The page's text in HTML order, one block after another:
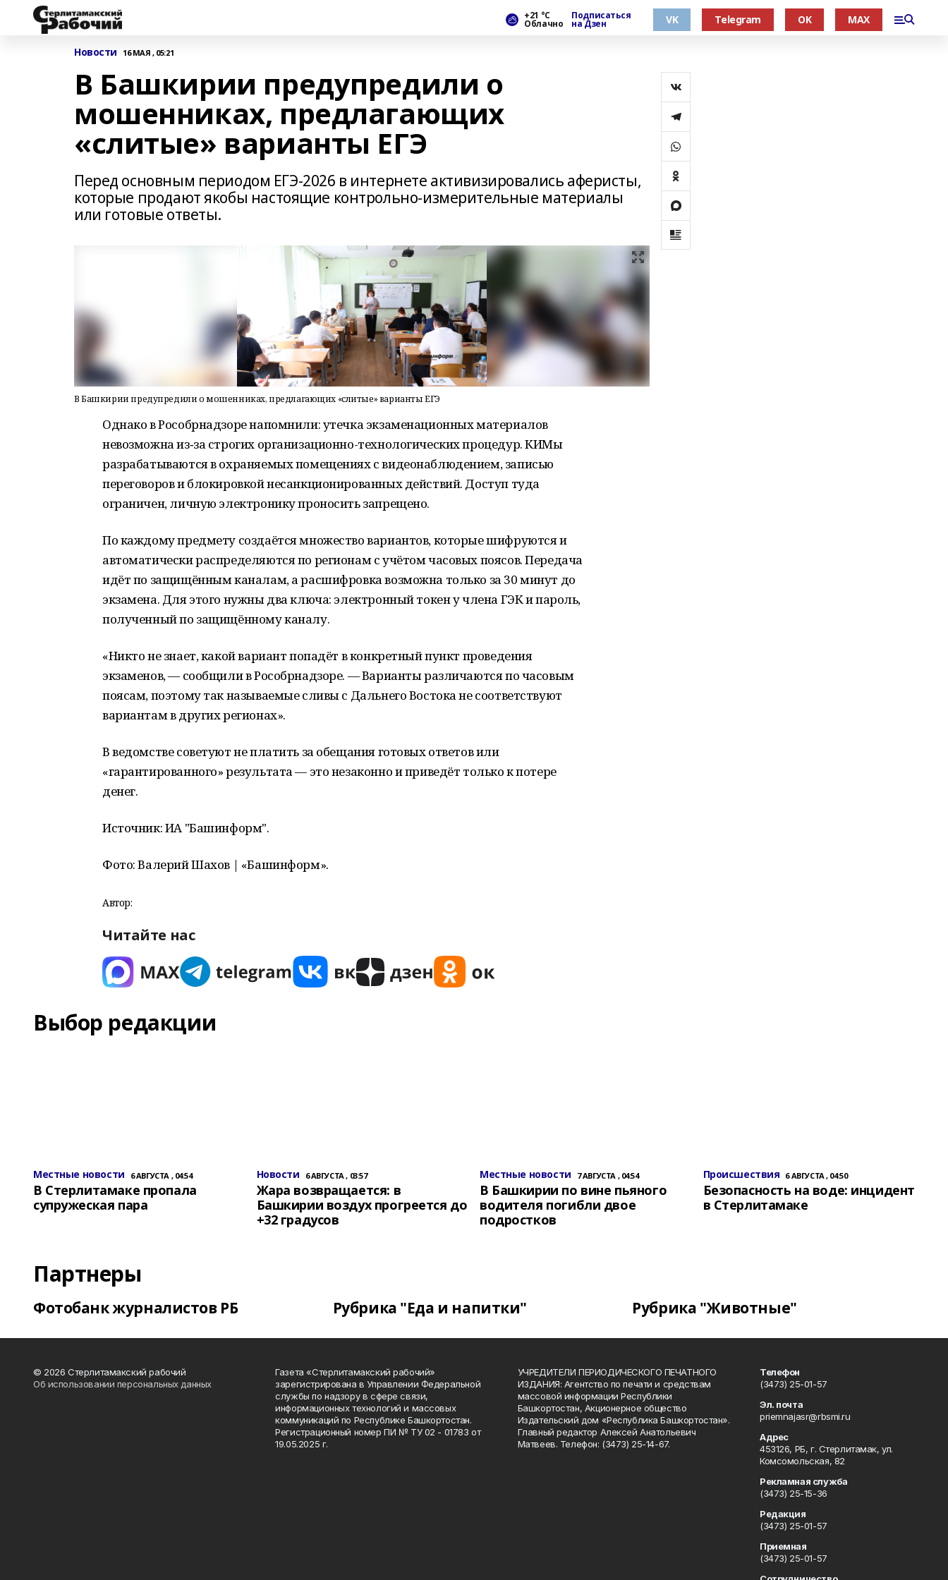
+21 °С
Облачно
Подписаться
на Дзен VK Telegram OK MAX
Новости 16 МАЯ , 05:21
В Башкирии предупредили о
мошенниках, предлагающих
«слитые» варианты ЕГЭ
Перед основным периодом ЕГЭ‑2026 в интернете активизировались аферисты,
которые продают якобы настоящие контрольно-измерительные материалы
или готовые ответы.
В Башкирии предупредили о мошенниках, предлагающих «слитые» варианты ЕГЭ
Однако в Рособрнадзоре напомнили: утечка экзаменационных материалов
невозможна из‑за строгих организационно-технологических процедур. КИМы
разрабатываются в охраняемых помещениях с видеонаблюдением, записью
переговоров и блокировкой несанкционированных действий. Доступ туда
ограничен, личную электронику проносить запрещено.
По каждому предмету создаётся множество вариантов, которые шифруются и
автоматически распределяются по регионам с учётом часовых поясов. Передача
идёт по защищённым каналам, а расшифровка возможна только за 30 минут до
экзамена. Для этого нужны два ключа: электронный токен у члена ГЭК и пароль,
полученный по защищённому каналу.
«Никто не знает, какой вариант попадёт в конкретный пункт проведения
экзаменов, — сообщили в Рособрнадзоре. — Варианты различаются по часовым
поясам, поэтому так называемые сливы с Дальнего Востока не соответствуют
вариантам в других регионах».
В ведомстве советуют не платить за обещания готовых ответов или
«гарантированного» результата — это незаконно и приведёт только к потере
денег.
Источник: ИА "Башинформ".
Фото: Валерий Шахов | «Башинформ».
Автор:
Читайте нас
Выбор редакции
Местные новости 6 АВГУСТА , 04:54
В Стерлитамаке пропала
супружеская пара
Новости 6 АВГУСТА , 03:57
Жара возвращается: в
Башкирии воздух прогреется до
+32 градусов
Местные новости 7 АВГУСТА , 04:54
В Башкирии по вине пьяного
водителя погибли двое
подростков
Происшествия 6 АВГУСТА , 04:50
Безопасность на воде: инцидент
в Стерлитамаке
Партнеры
Фотобанк журналистов РБ Рубрика "Еда и напитки" Рубрика "Животные"
© 2026 Стерлитамакский рабочий
Об использовании персональных данных
Газета «Стерлитамакский рабочий»
зарегистрирована в Управлении Федеральной
службы по надзору в сфере связи,
информационных технологий и массовых
коммуникаций по Республике Башкортостан.
Регистрационный номер ПИ № ТУ 02 - 01783 от
19.05.2025 г.
УЧРЕДИТЕЛИ ПЕРИОДИЧЕСКОГО ПЕЧАТНОГО
ИЗДАНИЯ: Агентство по печати и средствам
массовой информации Республики
Башкортостан, Акционерное общество
Издательский дом «Республика Башкортостан».
Главный редактор Алексей Анатольевич
Матвеев. Телефон: (3473) 25-14-67.
Телефон
(3473) 25-01-57
Эл. почта
priemnajasr@rbsmi.ru
Адрес
453126, РБ, г. Стерлитамак, ул.
Комсомольская, 82
Рекламная служба
(3473) 25-15-36
Редакция
(3473) 25-01-57
Приемная
(3473) 25-01-57